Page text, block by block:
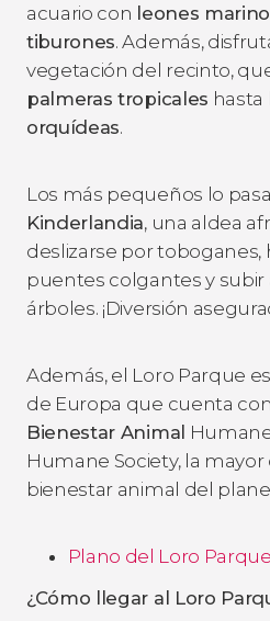
acuario con leones
tiburones. Además,
vegetación del recinto,
palmeras tropicales hasta
orquídeas.
Los más pequeños lo
Kinderlandia, una aldea
deslizarse por toboganes,
puentes colgantes y subir
árboles. ¡Diversión
Además, el Loro Parque
de Europa que cuenta
Bienestar Animal
Humane Society, la
bienestar animal del
Plano del Loro Parque
¿Cómo llegar al Loro